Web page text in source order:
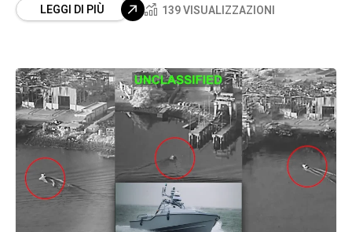
LEGGI DI PIÙ 139 VISUALIZZAZIONI